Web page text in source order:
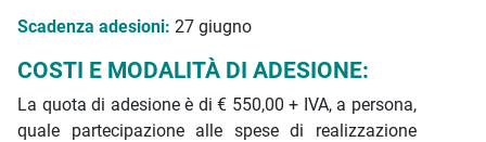
Scadenza adesioni: 27 giugno
COSTI E MODALITÀ DI ADESIONE:
La quota di adesione è di € 550,00 + IVA, a persona,
quale partecipazione alle spese di realizzazione